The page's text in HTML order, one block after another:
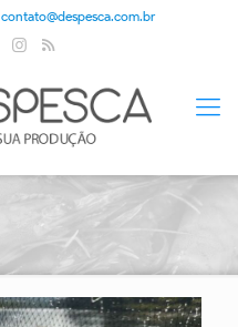
contato@despesca.com.br